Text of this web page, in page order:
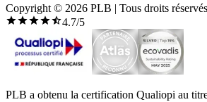
Copyright © 2026 PLB | Tous droits réservés
4.7/5
PLB a obtenu la certification Qualiopi au